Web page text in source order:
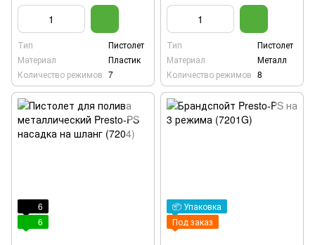
Тип
Пистолет
Материал
Пластик
Количество режимов 7
Тип
Пистолет
Материал
Металл
Количество режимов 8
6
6
📦 Упаковка
Под заказ